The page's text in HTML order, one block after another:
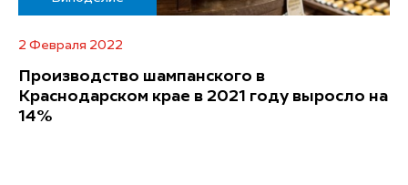
2 Февраля 2022
Производство шампанского в
Краснодарском крае в 2021 году выросло на
14%